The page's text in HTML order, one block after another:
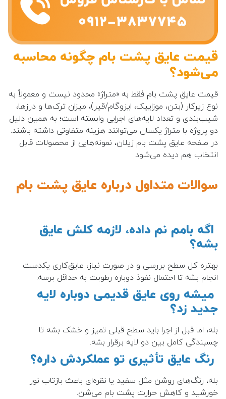
قیمت عایق پشت بام چگونه محاسبه
می‌شود؟
قیمت عایق پشت بام فقط به «متراژ» محدود نیست و معمولاً به
نوع زیرکار (بتن، موزاییک، ایزوگام/قیر)، میزان ترک‌ها و درزها،
شیب‌بندی و تعداد لایه‌های اجرایی وابسته است؛ به همین دلیل
دو پروژه با متراژ یکسان می‌توانند هزینه متفاوتی داشته باشند.
در صفحه عایق پشت بام زیلان، نمونه‌هایی از محصولات قابل
انتخاب هم دیده می‌شود
سوالات متداول درباره عایق پشت بام
اگه بامم نم داده، لازمه کلش عایق
بشه؟
بهتره کل سطح بررسی و در صورت نیاز، عایق‌کاری یکدست
انجام بشه تا احتمال نفوذ دوباره رطوبت به حداقل برسه.
میشه روی عایق قدیمی دوباره لایه
جدید زد؟
بله، اما قبل از اجرا باید سطح قبلی تمیز و خشک بشه تا
چسبندگی کامل بین دو لایه برقرار بشه.
رنگ عایق تأثیری تو عملکردش داره؟
بله، رنگ‌های روشن مثل سفید یا نقره‌ای باعث بازتاب نور
خورشید و کاهش حرارت پشت بام می‌شن.